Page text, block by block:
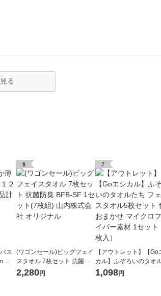
る
ス
グ
6
(ワゴンセール)ビッグフェイ
スタオル 7枚セット 抗菌防
臭 BFB-SF 1セット(7枚組)
2,280円
7
【アウトレット】【Go
カル】ふぞろいのタオ
ち フェイスタオル5枚セ
1,098円